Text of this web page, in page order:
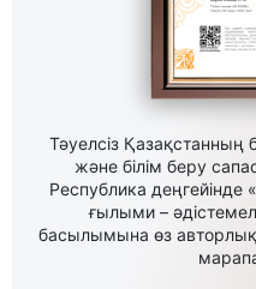
Тәуелсіз Қазақстанның
және білім беру
Республика
ғылыми –
басылымына өз